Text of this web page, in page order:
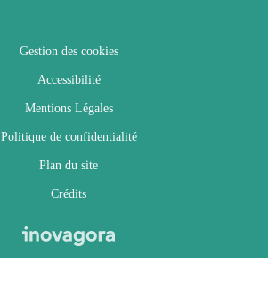
Gestion des cookies
Accessibilité
Mentions Légales
Politique de confidentialité
Plan du site
Crédits